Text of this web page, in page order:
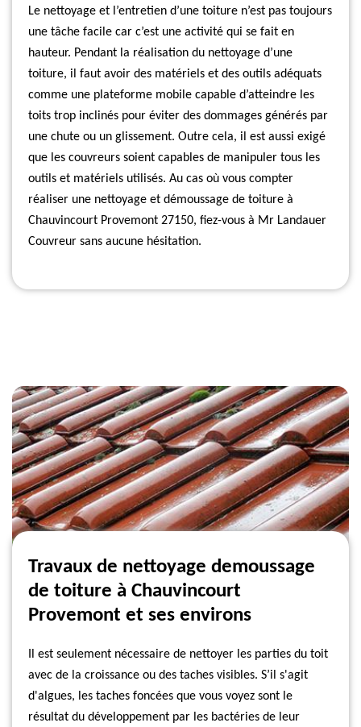
Le nettoyage et l’entretien d’une toiture n’est pas toujours
une tâche facile car c’est une activité qui se fait en
hauteur. Pendant la réalisation du nettoyage d’une
toiture, il faut avoir des matériels et des outils adéquats
comme une plateforme mobile capable d’atteindre les
toits trop inclinés pour éviter des dommages générés par
une chute ou un glissement. Outre cela, il est aussi exigé
que les couvreurs soient capables de manipuler tous les
outils et matériels utilisés. Au cas où vous compter
réaliser une nettoyage et démoussage de toiture à
Chauvincourt Provemont 27150, fiez-vous à Mr Landauer
Couvreur sans aucune hésitation.
Travaux de nettoyage demoussage
de toiture à Chauvincourt
Provemont et ses environs
Il est seulement nécessaire de nettoyer les parties du toit
avec de la croissance ou des taches visibles. S’il s'agit
d'algues, les taches foncées que vous voyez sont le
résultat du développement par les bactéries de leur